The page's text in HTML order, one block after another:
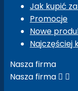
Jak kupić
Promocje
Nowe
Najczęściej
Nasza firma
Nasza firma  